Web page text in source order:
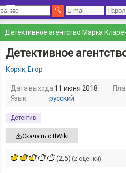
Детективное агентство Марка
Детективное
Коряк, Егор
Дата выхода:11 июня 2018
Язык:
русский
Детектив
Скачать с IfWiki
(2,5) (2 оценки)